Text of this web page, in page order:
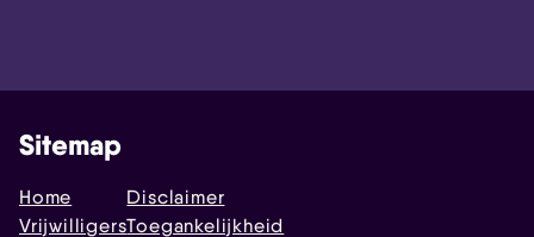
Sitemap
Home
Vrijwilligers
Disclaimer
Toegankelijkheid